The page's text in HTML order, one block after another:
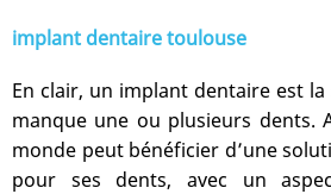
implant dentaire toulouse
En clair, un implant dentaire est
manque une ou plusieurs dents.
monde peut bénéficier d’une
pour ses dents, avec un